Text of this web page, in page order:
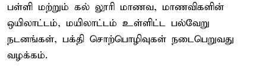
பள்ளி மற்றும் கல் லூரி மாணவ, மாணவிகளின்
ஒயிலாட்டம், மயிலாட்டம் உள்ளிட்ட பல்வேறு
நடனங்கள், பக்தி சொற்பொழிவுகள் நடைபெறுவது
வழக்கம்.